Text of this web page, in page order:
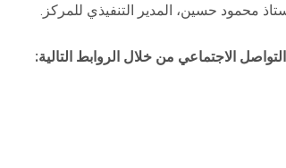
محمود حسين، المدير التنفيذي للمركز.
الاجتماعي من خلال الروابط التالية: